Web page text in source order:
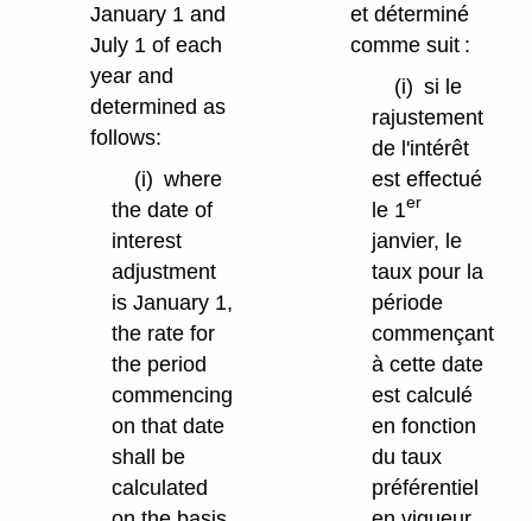
January 1 and
July 1 of each
year and
determined as
follows:
(i) where
the date of
interest
adjustment
is January 1,
the rate for
the period
commencing
on that date
shall be
calculated
et déterminé
comme suit :
(i) si le
rajustement
de l'intérêt
est effectué
le 1er
janvier, le
taux pour la
période
commençant
à cette date
est calculé
en fonction
du taux
préférentiel